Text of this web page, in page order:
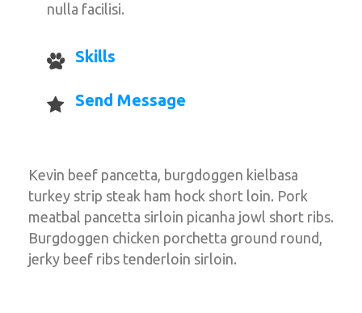
nulla facilisi.
Skill
Send Message
Kevin beef pancetta, burgdoggen kielbasa
turkey strip steak ham hock short loin. Pork
meatbal pancetta sirloin picanha jowl short ribs.
Burgdoggen chicken porchetta ground round,
jerky beef ribs tenderloin sirloin.